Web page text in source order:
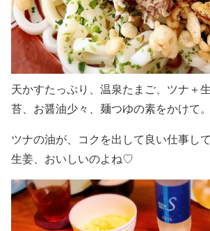
天かすたっぷり、温泉たまご、ツナ＋
苔、お醤油少々、麺つゆの素をかけて。
ツナの油が、コクを出して良い仕事し
生姜、おいしいのよね♡